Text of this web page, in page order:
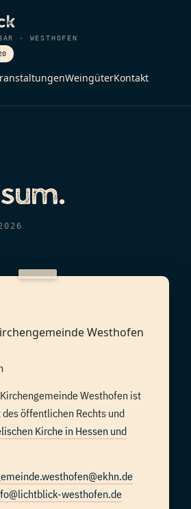
· WESTHOFEN
WeingüterKontakt
Westhofen
Westhofen ist
öffentlichen Rechts und
Kirche in Hessen und
westhofen.de